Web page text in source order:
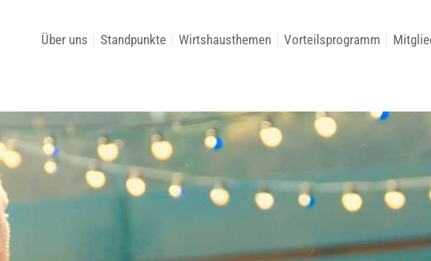
Über uns Standpunkte Wirtshausthemen Vorteilsprogramm